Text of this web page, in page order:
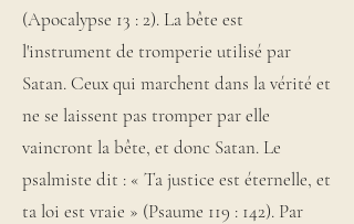
(Apocalypse 13 : 2). La bête est
l'instrument de tromperie utilisé par
Satan. Ceux qui marchent dans la vérité et
ne se laissent pas tromper par elle
vaincront la bête, et donc Satan. Le
psalmiste dit : « Ta justice est éternelle, et
ta loi est vraie » (Psaume 119 : 142). Par